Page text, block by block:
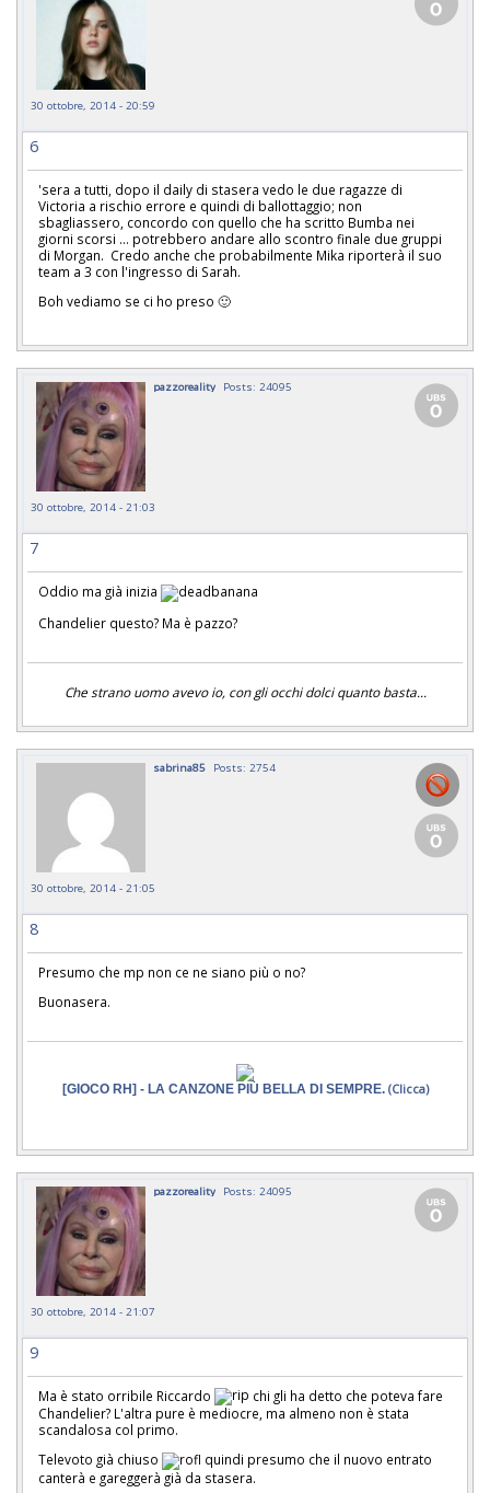
30 ottobre, 2014 - 20:59
6
'sera a tutti, dopo il daily di stasera vedo le due ragazze di
Victoria a rischio errore e quindi di ballottaggio; non
sbagliassero, concordo con quello che ha scritto Bumba nei
giorni scorsi ... potrebbero andare allo scontro finale due gruppi
di Morgan. Credo anche che probabilmente Mika riporterà il suo
team a 3 con l'ingresso di Sarah.
Boh vediamo se ci ho preso 🙂
pazzoreality Posts: 24095
30 ottobre, 2014 - 21:03
7
Oddio ma già inizia
Chandelier questo? Ma è pazzo?
Che strano uomo avevo io, con gli occhi dolci quanto basta...
sabrina85 Posts: 2754
30 ottobre, 2014 - 21:05
8
Presumo che mp non ce ne siano più o no?
Buonasera.
[GIOCO RH] - LA CANZONE PIÙ BELLA DI SEMPRE. (Clicca)
pazzoreality Posts: 24095
30 ottobre, 2014 - 21:07
9
Ma è stato orribile Riccardo
chi gli ha detto che poteva fare
Chandelier? L'altra pure è mediocre, ma almeno non è stata
scandalosa col primo.
Televoto già chiuso
quindi presumo che il nuovo entrato
canterà e gareggerà già da stasera.